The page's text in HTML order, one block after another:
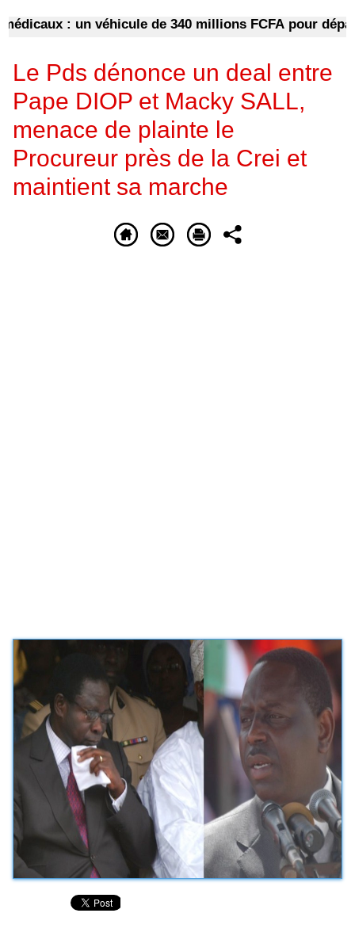
: un véhicule de 340 millions FCFA pour
Le Pds dénonce un deal entre
Pape DIOP et Macky SALL,
menace de plainte le
Procureur près de la Crei et
maintient sa marche